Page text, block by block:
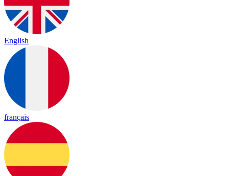
English
français